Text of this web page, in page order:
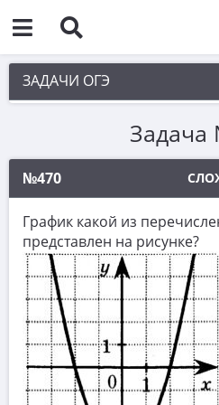
ЗАДАЧИ ОГЭ
1. Практическая задача 1-5
2. См. раздел 1
3. См. раздел 1
4. См. раздел 1
5. См. раздел 1
6. Вычисления с дробями
7. Координатная прямая.
неравенства
8. Степени и корни
Задача
№470
График какой из
представлен на рисунке?